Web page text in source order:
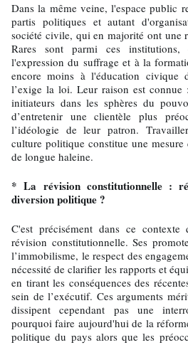
Dans la même veine, l'espace public
partis politiques et autant
société civile, qui en majorité ont une
Rares sont parmi ces
l'expression du suffrage et à la
encore moins à l'éducation civique
l’exige la loi. Leur raison est connue
initiateurs dans les sphères du
d’entretenir une clientèle plus
l’idéologie de leur patron.
culture politique constitue une
de longue haleine.
* La révision constitutionnelle :
diversion politique ?
C'est précisément dans ce
révision constitutionnelle. Ses
l’immobilisme, le respect des
nécessité de clarifier les rapports et
en tirant les conséquences des
sein de l’exécutif. Ces arguments
dissipent cependant pas une
pourquoi faire aujourd'hui de la
politique du pays alors que les